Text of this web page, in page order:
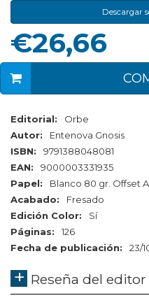
Descargar
€26,66
Editorial:
Orbe
Autor:
Entenova Gnosis
ISBN:
9791388048081
EAN:
9000003331935
Papel:
Blanco 80 gr. Offset
Acabado:
Fresado
Edición Color:
Sí
Páginas:
126
Fecha de publicación:
23/
Reseña del editor